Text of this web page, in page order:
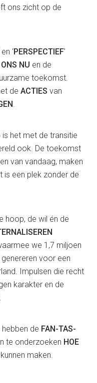
ons zicht op de
en ‘PERSPECTIEF’
ONS NU en de
toekomst.
de ACTIES van
.
is het met de transitie
ook. De toekomst
van vandaag, maken
is een plek zonder de
hoop, de wil én de
we 1,7 miljoen
voor een
Impulsen die recht
karakter en de
hebben de FAN-TAS-
te onderzoeken HOE
maken.